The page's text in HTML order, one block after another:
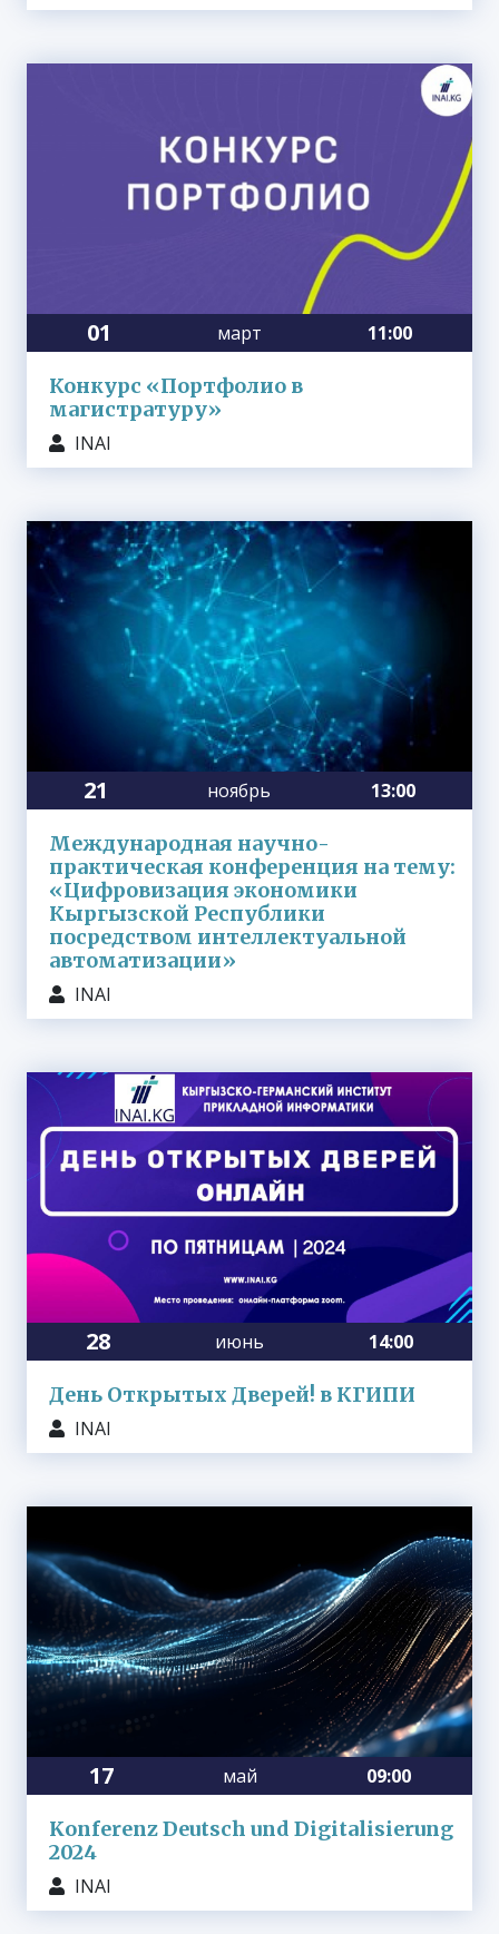
01 март 11:00
Конкурс «Портфолио в
магистратуру»
INAI
21 ноябрь 13:00
Международная научно-
практическая конференция на тему:
«Цифровизация экономики
Кыргызской Республики
посредством интеллектуальной
автоматизации»
INAI
28 июнь 14:00
День Открытых Дверей! в КГИПИ
INAI
17 май 09:00
Konferenz Deutsch und Digitalisierung
2024
INAI